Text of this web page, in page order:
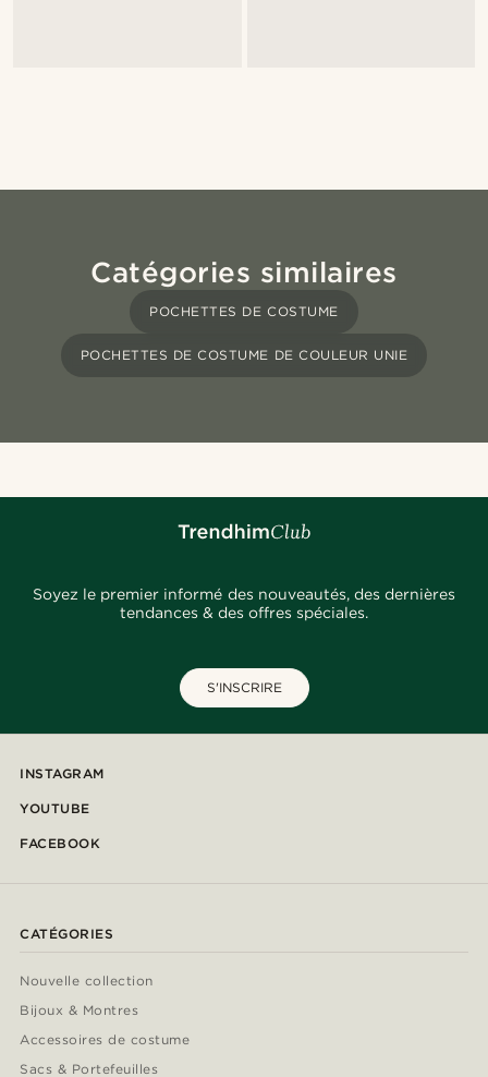
Catégories similaires
POCHETTES DE COSTUME
POCHETTES DE COSTUME DE COULEUR UNIE
Soyez le premier informé des nouveautés, des dernières
tendances & des offres spéciales.
S'INSCRIRE
INSTAGRAM
YOUTUBE
FACEBOOK
CATÉGORIES
Nouvelle collection
Bijoux & Montres
Accessoires de costume
Sacs & Portefeuilles